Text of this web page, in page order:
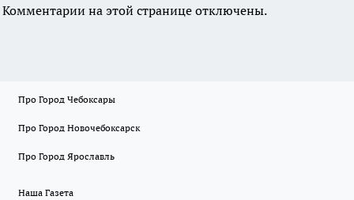
Комментарии на этой странице отключены.
Про Город Чебоксары
Про Город Новочебоксарск
Про Город Ярославль
Наша Газета